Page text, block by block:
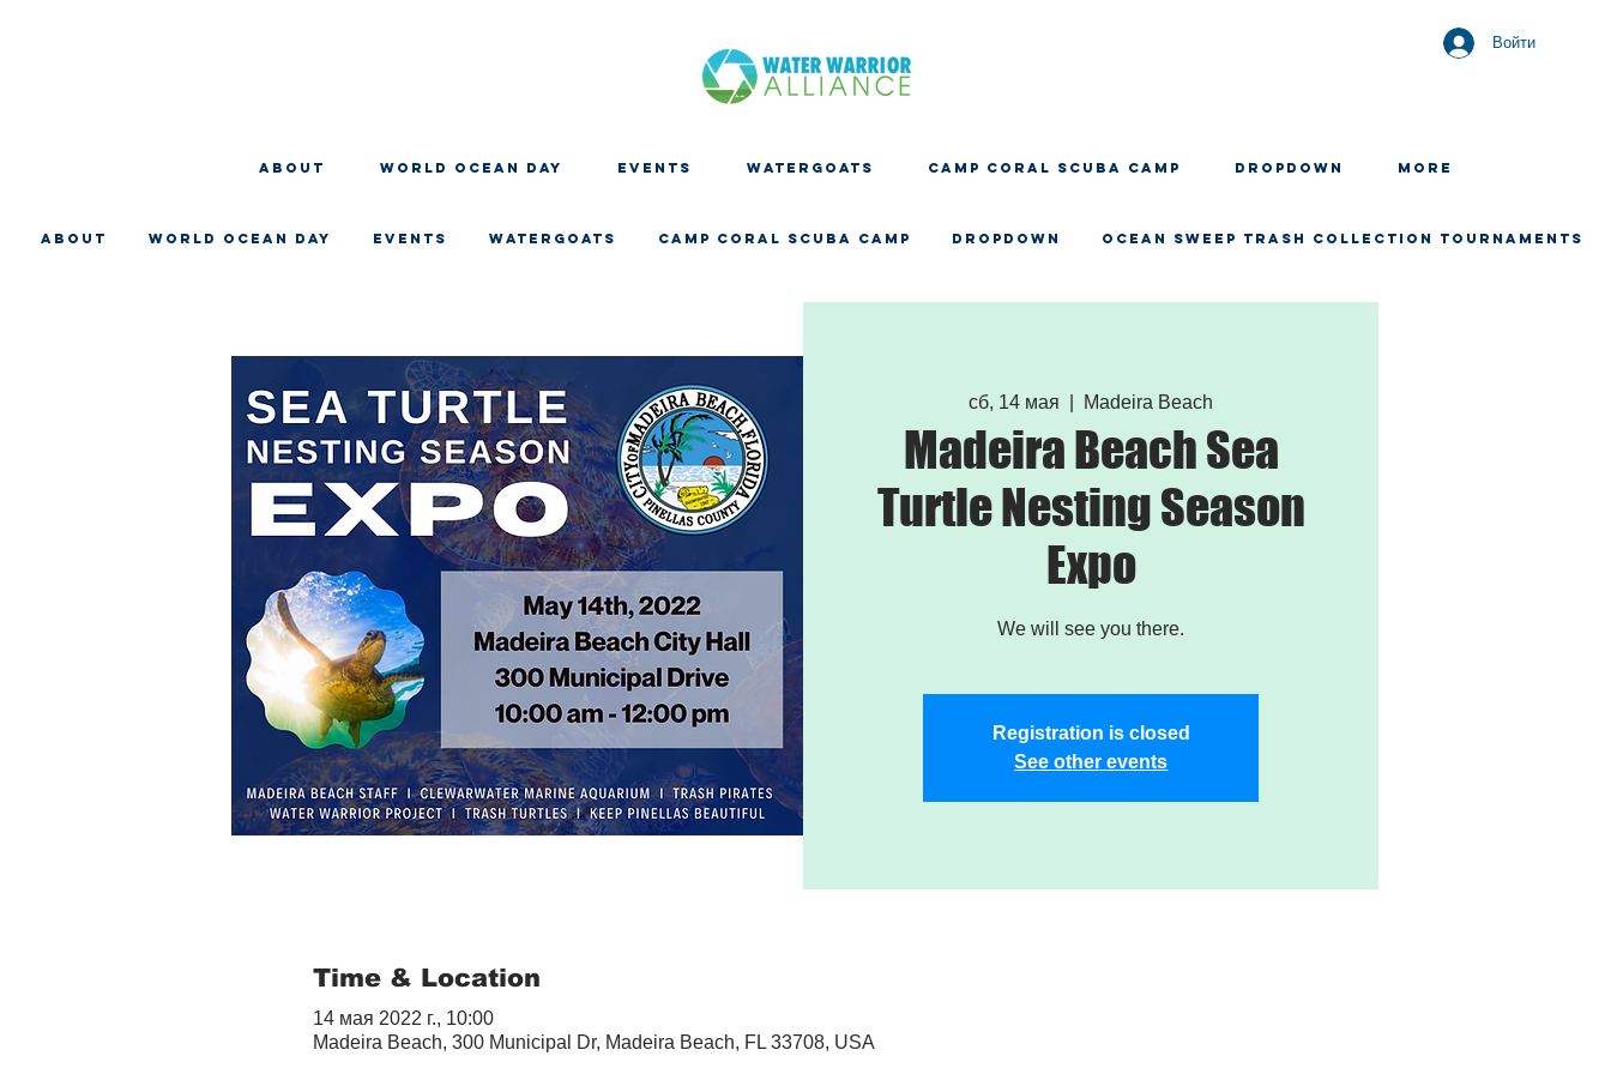
Войти
About WORLD OCEAN DAY EVENTS WATERGOATS CAMP CORAL SCUBA CAMP Dropdown More
About WORLD OCEAN DAY EVENTS WATERGOATS CAMP CORAL SCUBA CAMP Dropdown OCEAN SWEEP TRASH COLLECTION TOURNAMENTS
сб, 14 мая Madeira Beach
Madeira Beach Sea
Turtle Nesting Season
Expo
We will see you there.
Registration is closed
See other events
Time & Location
14 мая 2022 г., 10:00
Madeira Beach, 300 Municipal Dr, Madeira Beach, FL 33708, USA